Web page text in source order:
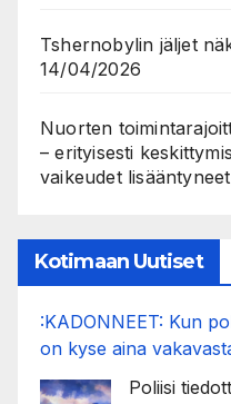
Tshernobylin jäljet
14/04/2026
Nuorten
– erityisesti
vaikeudet lisääntyneet
Kotimaan Uutiset
:KADONNEET: Kun
on kyse aina
Poliisi